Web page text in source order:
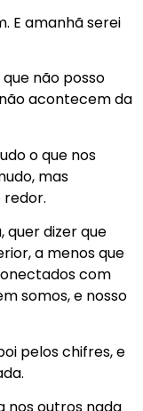
E amanhã serei
não posso
acontecem da
o que nos
mas
redor.
quer dizer que
a menos que
com
somos, e nosso
pelos chifres, e